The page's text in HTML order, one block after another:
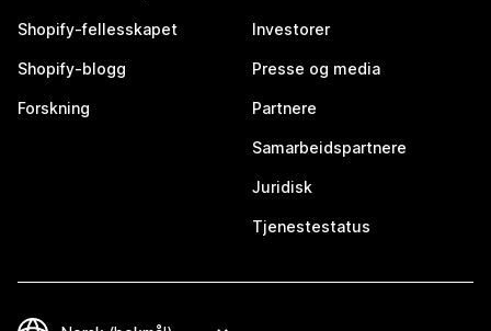
Shopify-fellesskapet
Shopify-blogg
Forskning
Investorer
Presse og media
Partnere
Samarbeidspartnere
Juridisk
Tjenestestatus